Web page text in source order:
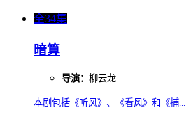
全34集
暗算
导演： 柳云龙
本剧包括《听风》、《看风》和《捕...